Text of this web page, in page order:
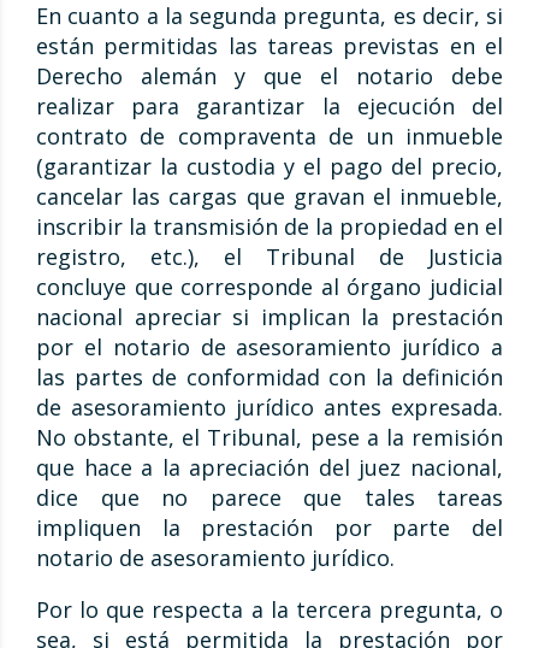
En cuanto a la segunda pregunta, es decir, si
están permitidas las tareas previstas en el
Derecho alemán y que el notario debe
realizar para garantizar la ejecución del
contrato de compraventa de un inmueble
(garantizar la custodia y el pago del precio,
cancelar las cargas que gravan el inmueble,
inscribir la transmisión de la propiedad en el
registro, etc.), el Tribunal de Justicia
concluye que corresponde al órgano judicial
nacional apreciar si implican la prestación
por el notario de asesoramiento jurídico a
las partes de conformidad con la definición
de asesoramiento jurídico antes expresada.
No obstante, el Tribunal, pese a la remisión
que hace a la apreciación del juez nacional,
dice que no parece que tales tareas
impliquen la prestación por parte del
notario de asesoramiento jurídico.
Por lo que respecta a la tercera pregunta, o
sea, si está permitida la prestación por